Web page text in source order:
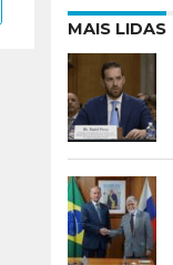
MAIS LIDAS